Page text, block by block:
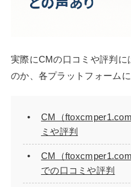
実際にCMの口コミや評判に
のか、各プラットフォーム
CM（
ミや評判
CM（
での口コミや評判